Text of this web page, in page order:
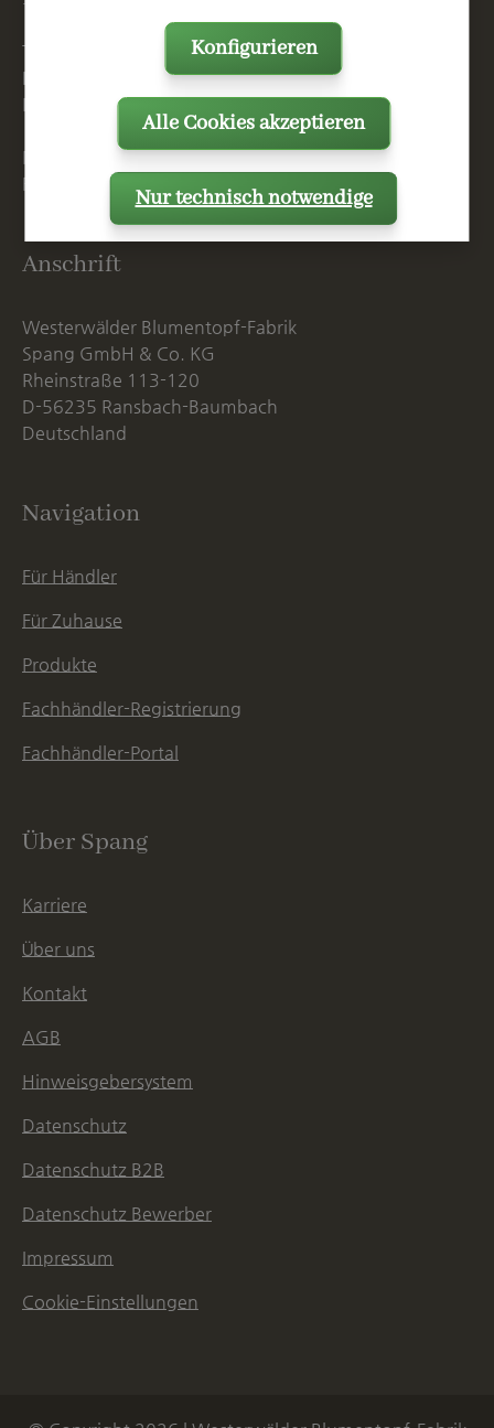
T
F
+49 2623 887 149
E
info@spang.de
Mo. - Do. 07:15 - 16:00 Uhr
Fr. bis 14:00 Uhr
Anschrift
Westerwälder Blumentopf-Fabrik
Spang GmbH & Co. KG
Rheinstraße 113-120
D-56235 Ransbach-Baumbach
Deutschland
Navigation
Für Händler
Für Zuhause
Produkte
Fachhändler-Registrierung
Fachhändler-Portal
Über Spang
Karriere
Über uns
Kontakt
AGB
Hinweisgebersystem
Datenschutz
Datenschutz B2B
Datenschutz Bewerber
Impressum
Cookie-Einstellungen
Nur technisch notwendige
Konfigurieren
Alle Cookies akzeptieren